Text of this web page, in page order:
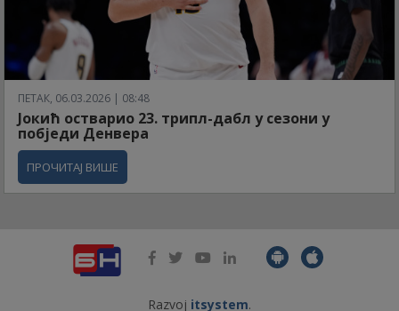
ПЕТАК, 06.03.2026 | 08:48
Јокић остварио 23. трипл-дабл у сезони у
побједи Денвера
ПРОЧИТАЈ ВИШЕ
Razvoj itsystem.